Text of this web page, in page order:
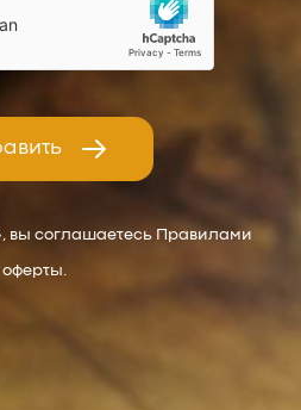
вы соглашаетесь Правилами
оферты.